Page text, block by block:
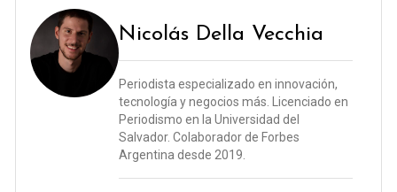
Nicolás Della Vecchia
Periodista especializado en innovación,
tecnología y negocios más. Licenciado en
Periodismo en la Universidad del
Salvador. Colaborador de Forbes
Argentina desde 2019.